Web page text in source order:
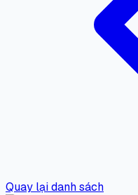
Quay lại danh sách